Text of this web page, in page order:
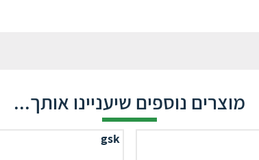
מוצרים נוספים שיעניינו אותך...
gsk